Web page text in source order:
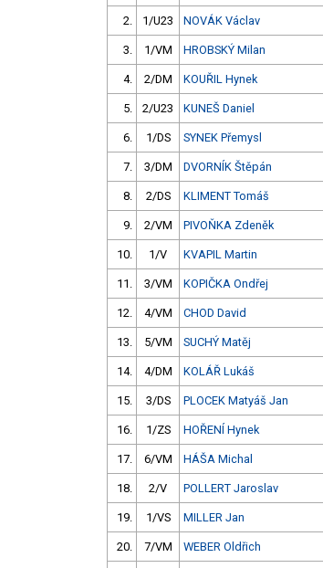
2. 1/U23 NOVÁK Václav
3. 1/VM HROBSKÝ Milan
4. 2/DM KOUŘIL Hynek
5. 2/U23 KUNEŠ Daniel
6. 1/DS SYNEK Přemysl
7. 3/DM DVORNÍK Štěpán
8. 2/DS KLIMENT Tomáš
9. 2/VM PIVOŇKA Zdeněk
10. 1/V KVAPIL Martin
11. 3/VM KOPIČKA Ondřej
12. 4/VM CHOD David
13. 5/VM SUCHÝ Matěj
14. 4/DM KOLÁŘ Lukáš
15. 3/DS PLOCEK Matyáš Jan
16. 1/ZS HOŘENÍ Hynek
17. 6/VM HÁŠA Michal
18. 2/V POLLERT Jaroslav
19. 1/VS MILLER Jan
20. 7/VM WEBER Oldřich